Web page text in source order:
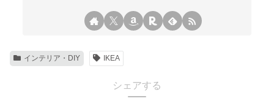
インテリア・DIY IKEA
シェアする